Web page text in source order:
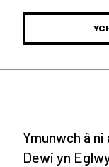
Ymunwch â
Dewi yn